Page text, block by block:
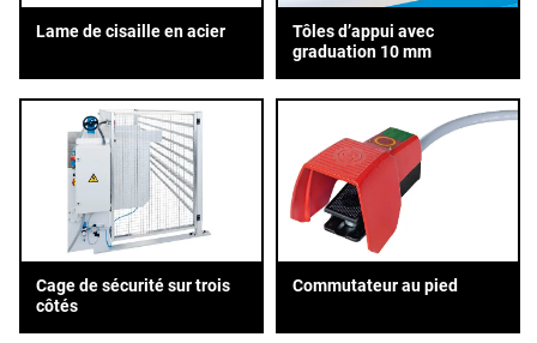
Lame de cisaille en acier
Tôles d’appui avec
graduation 10 mm
Cage de sécurité sur trois
côtés
Commutateur au pied